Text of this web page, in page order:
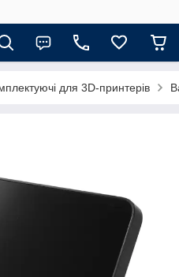
для 3D-принтерів